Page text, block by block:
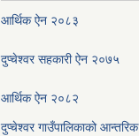
आर्थिक ऐन २०८३
दुप्चेश्वर सहकारी ऐन २०७५
आर्थिक ऐन २०८२
दुप्चेश्वर गाउँपालिकाको आन्तरिक